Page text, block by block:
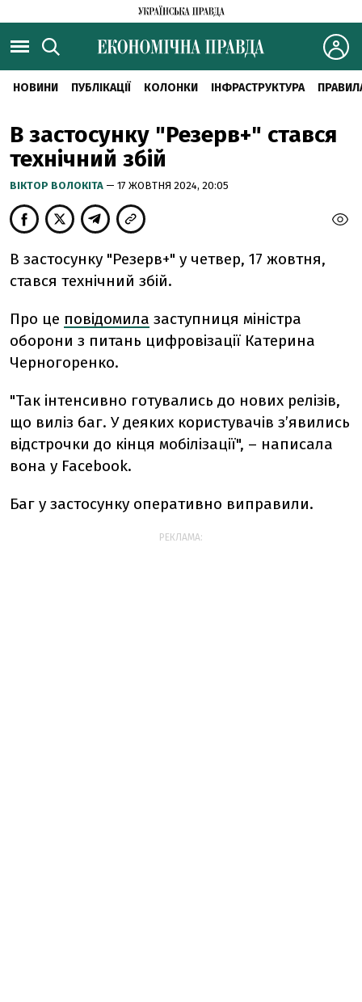
НОВИНИ ПУБЛІКАЦІЇ КОЛОНКИ ІНФРАСТРУКТУРА
В застосунку "Резерв+" стався
технічний збій
ВІКТОР ВОЛОКІТА — 17 ЖОВТНЯ 2024, 20:05
В застосунку "Резерв+" у четвер, 17 жовтня,
стався технічний збій.
Про це повідомила заступниця міністра
оборони з питань цифровізації Катерина
Черногоренко.
"Так інтенсивно готувались до нових релізів,
що виліз баг. У деяких користувачів зʼявились
відстрочки до кінця мобілізації", – написала
вона у Facebook.
Баг у застосунку оперативно виправили.
РЕКЛАМА: